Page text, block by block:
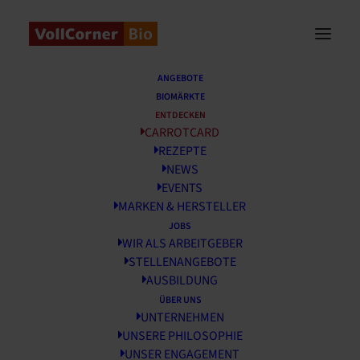
ANGEBOTE
BIOMÄRKTE
ENTDECKEN
CARROTCARD
REZEPTE
NEWS
EVENTS
MARKEN & HERSTELLER
JOBS
WIR ALS ARBEITGEBER
STELLENANGEBOTE
AUSBILDUNG
ÜBER UNS
UNTERNEHMEN
UNSERE PHILOSOPHIE
UNSER ENGAGEMENT
CarrotCard
Bonusprogramm
Jetzt lossammeln mit Karte
oder App